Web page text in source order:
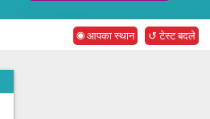
◉ आपका स्थान ↺ टेस्ट बदले